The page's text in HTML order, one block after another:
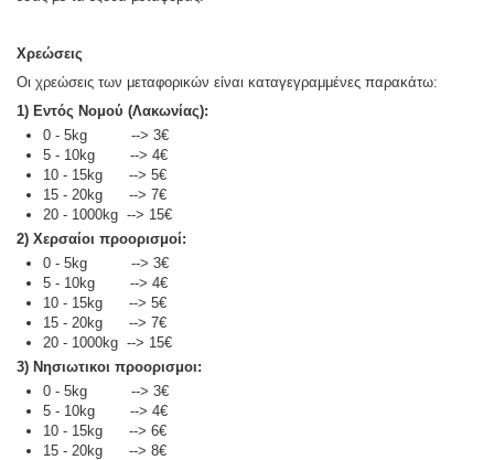
Χρεώσεις
Οι χρεώσεις των μεταφορικών είναι καταγεγραμμένες παρακάτω:
1) Εντός Νομού (Λακωνίας):
0 - 5kg --> 3€
5 - 10kg --> 4€
10 - 15kg --> 5€
15 - 20kg --> 7€
20 - 1000kg --> 15€
2) Χερσαίοι προορισμοί:
0 - 5kg --> 3€
5 - 10kg --> 4€
10 - 15kg --> 5€
15 - 20kg --> 7€
20 - 1000kg --> 15€
3) Νησιωτικοι προορισμοι:
0 - 5kg --> 3€
5 - 10kg --> 4€
10 - 15kg --> 6€
15 - 20kg --> 8€